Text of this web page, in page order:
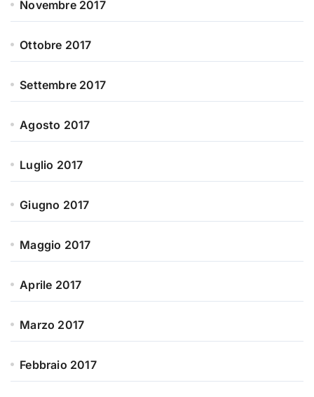
Novembre 2017
Ottobre 2017
Settembre 2017
Agosto 2017
Luglio 2017
Giugno 2017
Maggio 2017
Aprile 2017
Marzo 2017
Febbraio 2017